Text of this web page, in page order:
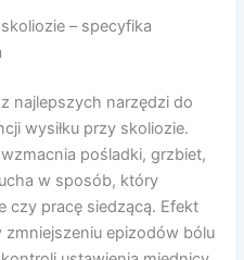
– specyfika
najlepszych narzędzi do
wysiłku przy skoliozie.
pośladki, grzbiet,
w sposób, który
czy pracę siedzącą. Efekt
epizodów bólu